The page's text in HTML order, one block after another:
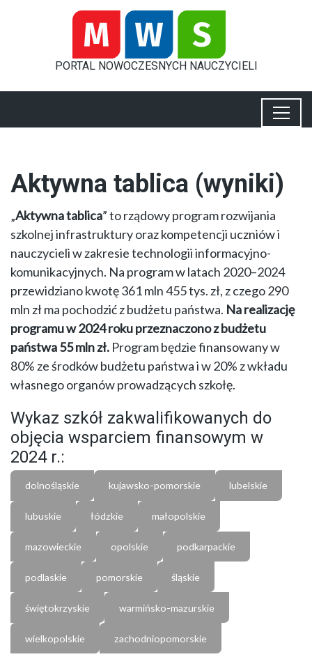
PORTAL NOWOCZESNYCH NAUCZYCIELI
Aktywna tablica (wyniki)
„Aktywna tablica” to rządowy program rozwijania
szkolnej infrastruktury oraz kompetencji uczniów i
nauczycieli w zakresie technologii informacyjno-
komunikacyjnych. Na program w latach 2020–2024
przewidziano kwotę 361 mln 455 tys. zł, z czego 290
mln zł ma pochodzić z budżetu państwa. Na realizację
programu w 2024 roku przeznaczono z budżetu
państwa55 mln zł. Program będzie finansowany w
80% ze środków budżetu państwa i w 20% z wkładu
własnego organów prowadzących szkołę.
Wykaz szkół zakwalifikowanych do
objęcia wsparciem finansowym w
2024 r.:
dolnośląskie kujawsko-pomorskie lubelskie
lubuskie łódzkie małopolskie
mazowieckie opolskie podkarpackie
podlaskie pomorskie śląskie
świętokrzyskie warmińsko-mazurskie
wielkopolskie zachodniopomorskie